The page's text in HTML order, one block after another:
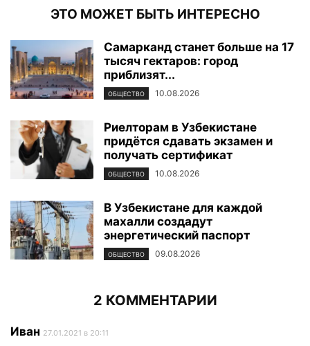
ЭТО МОЖЕТ БЫТЬ ИНТЕРЕСНО
Самарканд станет больше на 17
тысяч гектаров: город
приблизят...
ОБЩЕСТВО 10.08.2026
Риелторам в Узбекистане
придётся сдавать экзамен и
получать сертификат
ОБЩЕСТВО 10.08.2026
В Узбекистане для каждой
махалли создадут
энергетический паспорт
ОБЩЕСТВО 09.08.2026
2 КОММЕНТАРИИ
Иван 27.01.2021 в 20:11